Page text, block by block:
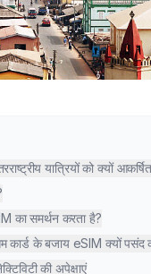
यात्रियों को क्यों
का समर्थन करता है?
कार्ड के बजाय eSIM क्यों
की अपेक्षाएं